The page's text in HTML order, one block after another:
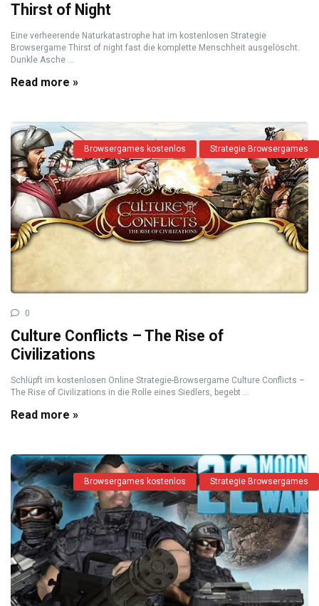
Thirst of Night
Eine verheerende Naturkatastrophe hat im kostenlosen Strategie
Browsergame Thirst of night fast die komplette Menschheit ausgelöscht.
Dunkle Asche ...
Read more »
Browsergames kostenlos Strategie Browsergames
0
Culture Conflicts – The Rise of
Civilizations
Schlüpft im kostenlosen Online Strategie-Browsergame Culture Conflicts –
The Rise of Civilizations in die Rolle eines Siedlers, begebt ...
Read more »
Browsergames kostenlos Strategie Browsergames